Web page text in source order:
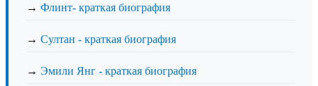
→ Флинт- краткая биография
→ Султан - краткая биография
→ Эмили Янг - краткая биография